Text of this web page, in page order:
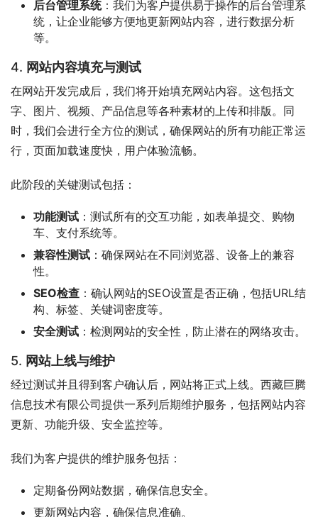
后台管理系统：我们为客户提供易于操作的后台管理系
统，让企业能够方便地更新网站内容，进行数据分析
等。
4. 网站内容填充与测试
在网站开发完成后，我们将开始填充网站内容。这包括文
字、图片、视频、产品信息等各种素材的上传和排版。同
时，我们会进行全方位的测试，确保网站的所有功能正常运
行，页面加载速度快，用户体验流畅。
此阶段的关键测试包括：
功能测试 ：测试所有的交互功能，如表单提交、购物
车、支付系统等。
兼容性测试 ：确保网站在不同浏览器、设备上的兼容
性。
SEO检查 ：确认网站的SEO设置是否正确，包括URL结
构、标签、关键词密度等。
安全测试 ：检测网站的安全性，防止潜在的网络攻击。
5. 网站上线与维护
经过测试并且得到客户确认后，网站将正式上线。西藏巨腾
信息技术有限公司提供一系列后期维护服务，包括网站内容
更新、功能升级、安全监控等。
我们为客户提供的维护服务包括：
定期备份网站数据，确保信息安全。
更新网站内容，确保信息准确。